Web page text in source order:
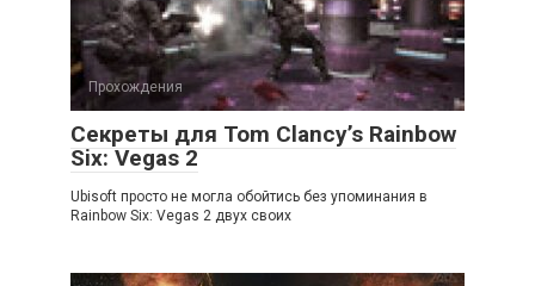
Прохождения
Секреты для Tom Clancy’s Rainbow
Six: Vegas 2
Ubisoft просто не могла обойтись без упоминания в
Rainbow Six: Vegas 2 двух своих